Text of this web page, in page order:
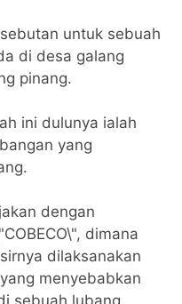
untuk sebuah
di desa galang
pinang.
ini dulunya ialah
yang
dengan
dimana
dilaksanakan
menyebabkan